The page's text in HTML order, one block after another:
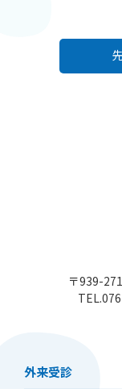
〒939-
TEL.
外来受診